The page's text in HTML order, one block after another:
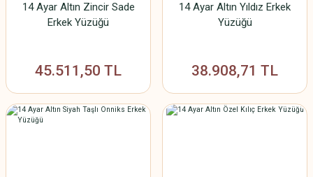
14 Ayar Altın Zincir Sade
Erkek Yüzüğü
45.511,50 TL
14 Ayar Altın Yıldız Erkek
Yüzüğü
38.908,71 TL